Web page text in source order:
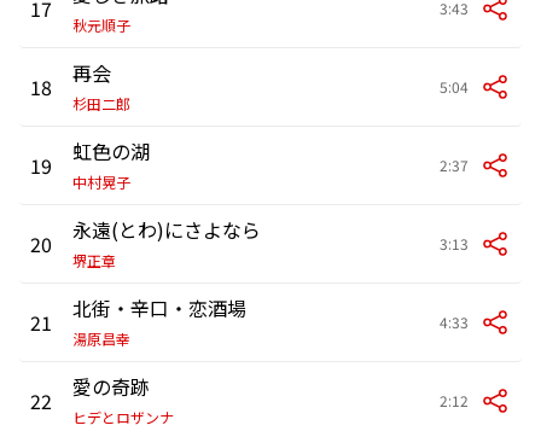
17
秋元順子
3:43
18 再会
杉田二郎
5:04
19 虹色の湖
中村晃子
2:37
20 永遠(とわ)にさよなら
堺正章
3:13
21 北街・辛口・恋酒場
湯原昌幸
4:33
22 愛の奇跡
ヒデとロザンナ
2:12